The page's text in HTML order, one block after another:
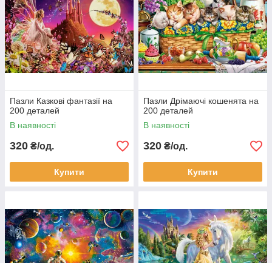
Пазли Казкові фантазії на
200 деталей
В наявності
320 ₴/од.
Купити
Пазли Дрімаючі кошенята на
200 деталей
В наявності
320 ₴/од.
Купити